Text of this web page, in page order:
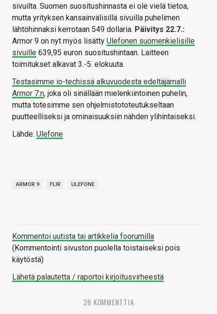
sivuilta. Suomen suositushinnasta ei ole vielä tietoa,
mutta yrityksen kansainvälisillä sivuilla puhelimen
lähtöhinnaksi kerrotaan 549 dollaria. Päivitys 22.7.:
Armor 9 on nyt myös lisätty Ulefonen suomenkielisille
sivuille 639,95 euron suositushintaan. Laitteen
toimitukset alkavat 3.-5. elokuuta.
Testasimme io-techissä alkuvuodesta edeltäjämalli
Armor 7:n, joka oli sinällään mielenkiintoinen puhelin,
mutta totesimme sen ohjelmistototeutukseltaan
puutteelliseksi ja ominaisuuksiin nähden ylihintaiseksi.
Lähde: Ulefone
ARMOR 9 FLIR ULEFONE
Kommentoi uutista tai artikkelia foorumilla
(Kommentointi sivuston puolella toistaiseksi pois
käytöstä)
Lähetä palautetta / raportoi kirjoitusvirheestä
26 KOMMENTTIA